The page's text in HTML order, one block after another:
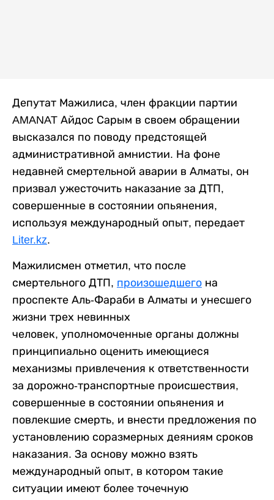
Депутат Мажилиса, член фракции партии
AMANAT Айдос Сарым в своем обращении
высказался по поводу предстоящей
административной амнистии. На фоне
недавней смертельной аварии в Алматы, он
призвал ужесточить наказание за ДТП,
совершенные в состоянии опьянения,
используя международный опыт, передает
Liter.kz.
Мажилисмен отметил, что после
смертельного ДТП, произошедшего на
проспекте Аль-Фараби в Алматы и унесшего
жизни трех невинных
человек, уполномоченные органы должны
принципиально оценить имеющиеся
механизмы привлечения к ответственности
за дорожно-транспортные происшествия,
совершенные в состоянии опьянения и
повлекшие смерть, и внести предложения по
установлению соразмерных деяниям сроков
наказания. За основу можно взять
международный опыт, в котором такие
ситуации имеют более точечную